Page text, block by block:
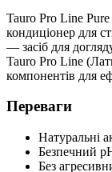
Tauro Pro Line
кондиціонер для
— засіб для
Tauro Pro Line
компонентів для
Переваги
Натуральні
Безпечний
Без